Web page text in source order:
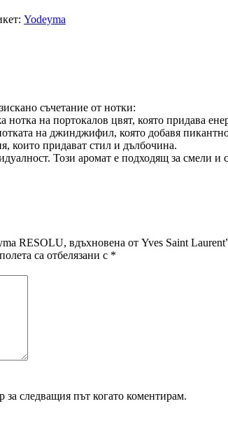
Yodeyma
съчетание от нотки:
на портокалов цвят, която придава
на джинджифил, която добавя
които придават стил и дълбочина.
Този аромат е подходящ за смели
RESOLU, вдъхновена от Yves Saint
са отбелязани с *
за следващия път когато коментирам.